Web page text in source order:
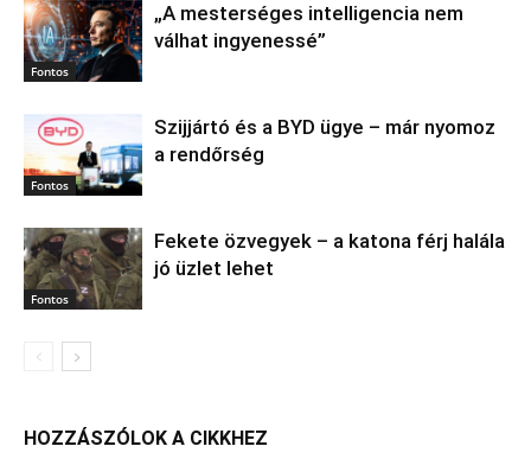
Fontos
„A mesterséges intelligencia nem
válhat ingyenessé”
Fontos
Szijjártó és a BYD ügye – már nyomoz
a rendőrség
Fontos
Fekete özvegyek – a katona férj halála
jó üzlet lehet
HOZZÁSZÓLOK A CIKKHEZ